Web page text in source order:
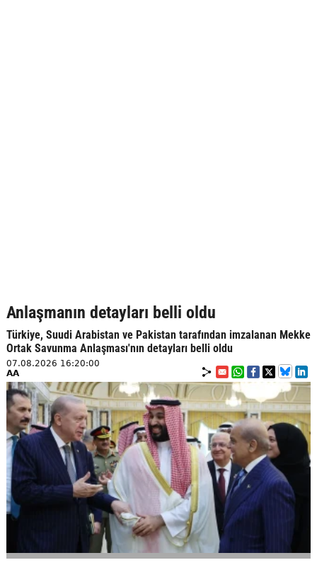
Anlaşmanın detayları belli oldu
Türkiye, Suudi Arabistan ve Pakistan tarafından imzalanan Mekke
Ortak Savunma Anlaşması'nın detayları belli oldu
07.08.2026 16:20:00
AA